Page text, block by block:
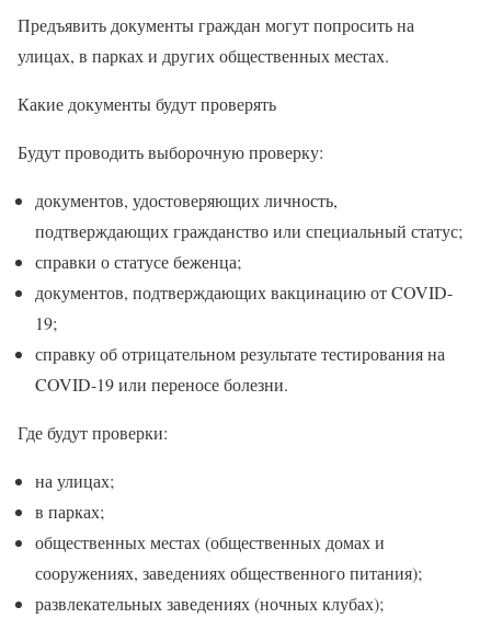
Предъявить документы граждан могут попросить на
улицах, в парках и других общественных местах.
Какие документы будут проверять
Будут проводить выборочную проверку:
документов, удостоверяющих личность,
подтверждающих гражданство или специальный статус;
справки о статусе беженца;
документов, подтверждающих вакцинацию от COVID-
19;
справку об отрицательном результате тестирования на
COVID-19 или переносе болезни.
Где будут проверки:
на улицах;
в парках;
общественных местах (общественных домах и
сооружениях, заведениях общественного питания);
развлекательных заведениях (ночных клубах);